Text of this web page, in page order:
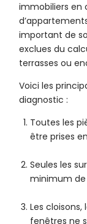
immobiliers en
important de
exclues du
terrasses ou
Voici les
diagnostic :
Toutes les
être prises
Seules les
minimum de
Les
fenêtres ne